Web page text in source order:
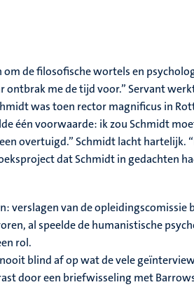
de filosofische wortels en
me de tijd voor.” Servant
was toen rector magnificus in
één voorwaarde: ik zou Schmidt
overtuigd.” Schmidt lacht hartelijk.
dat Schmidt in gedachten
verslagen van de
al speelde de humanistische
rol.
blind af op wat de vele
door een briefwisseling met